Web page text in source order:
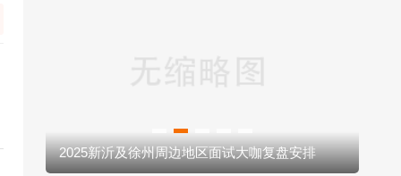
2025新沂及徐州周边地区面试大咖复盘安排